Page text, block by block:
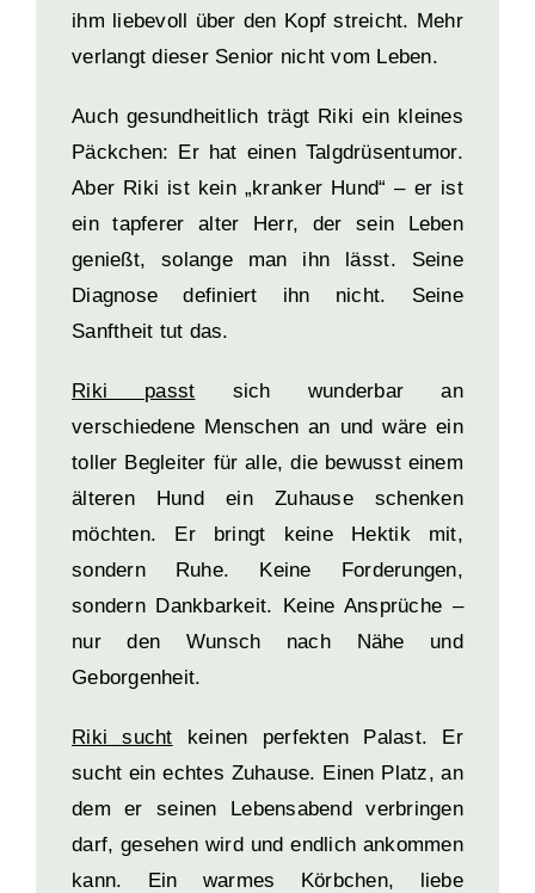
ihm liebevoll über den Kopf streicht. Mehr
verlangt dieser Senior nicht vom Leben.
Auch gesundheitlich trägt Riki ein kleines
Päckchen: Er hat einen Talgdrüsentumor.
Aber Riki ist kein „kranker Hund“ – er ist
ein tapferer alter Herr, der sein Leben
genießt, solange man ihn lässt. Seine
Diagnose definiert ihn nicht. Seine
Sanftheit tut das.
Riki passt sich wunderbar an
verschiedene Menschen an und wäre ein
toller Begleiter für alle, die bewusst einem
älteren Hund ein Zuhause schenken
möchten. Er bringt keine Hektik mit,
sondern Ruhe. Keine Forderungen,
sondern Dankbarkeit. Keine Ansprüche –
nur den Wunsch nach Nähe und
Geborgenheit.
Riki sucht keinen perfekten Palast. Er
sucht ein echtes Zuhause. Einen Platz, an
dem er seinen Lebensabend verbringen
darf, gesehen wird und endlich ankommen
kann. Ein warmes Körbchen, liebe